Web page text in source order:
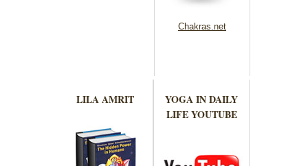
Chakras.net
LILA AMRIT
YOGA IN DAILY
LIFE YOUTUBE